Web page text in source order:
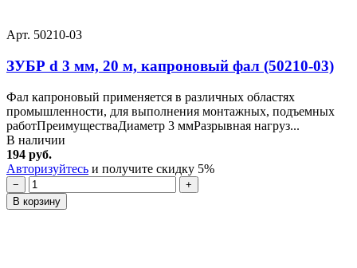
Арт. 50210-03
ЗУБР d 3 мм, 20 м, капроновый фал (50210-03)
Фал капроновый применяется в различных областях
промышленности, для выполнения монтажных, подъемных
работПреимуществаДиаметр 3 ммРазрывная нагруз...
В наличии
194 руб.
Авторизуйтесь и получите скидку 5%
−
+
В корзину